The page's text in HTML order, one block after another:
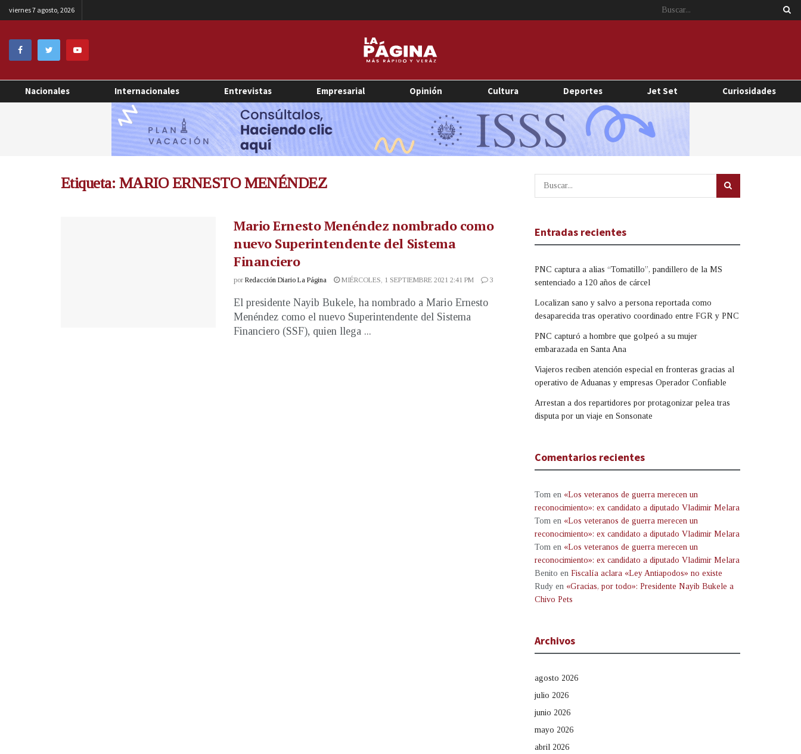
viernes 7 agosto, 2026
Nacionales Internacionales Entrevistas Empresarial Opinión Cultura Deportes Jet Set Curiosidades
Etiqueta: MARIO ERNESTO MENÉNDEZ
Mario Ernesto Menéndez nombrado como
nuevo Superintendente del Sistema
Financiero
por Redacción Diario La Página MIÉRCOLES, 1 SEPTIEMBRE 2021 2:41 PM 3
El presidente Nayib Bukele, ha nombrado a Mario Ernesto
Menéndez como el nuevo Superintendente del Sistema
Financiero (SSF), quien llega ...
Entradas recientes
PNC captura a alias “Tomatillo”, pandillero de la MS
sentenciado a 120 años de cárcel
Localizan sano y salvo a persona reportada como
desaparecida tras operativo coordinado entre FGR y PNC
PNC capturó a hombre que golpeó a su mujer
embarazada en Santa Ana
Viajeros reciben atención especial en fronteras gracias al
operativo de Aduanas y empresas Operador Confiable
Arrestan a dos repartidores por protagonizar pelea tras
disputa por un viaje en Sonsonate
Comentarios recientes
Tom en «Los veteranos de guerra merecen un
reconocimiento»: ex candidato a diputado Vladimir Melara
Tom en «Los veteranos de guerra merecen un
reconocimiento»: ex candidato a diputado Vladimir Melara
Tom en «Los veteranos de guerra merecen un
reconocimiento»: ex candidato a diputado Vladimir Melara
Benito en Fiscalía aclara «Ley Antiapodos» no existe
Rudy en «Gracias, por todo»: Presidente Nayib Bukele a
Chivo Pets
Archivos
agosto 2026
julio 2026
junio 2026
mayo 2026
abril 2026